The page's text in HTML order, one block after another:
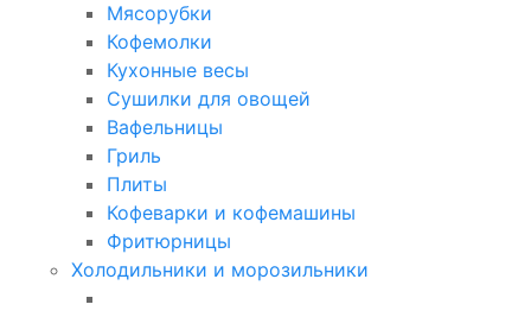
Мясорубки
Кофемолки
Кухонные весы
Сушилки для овощей
Вафельницы
Гриль
Плиты
Кофеварки и кофемашины
Фритюрницы
Холодильники и морозильники